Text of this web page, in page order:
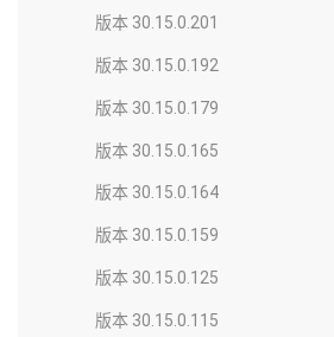
版本 30.15.0.201
版本 30.15.0.192
版本 30.15.0.179
版本 30.15.0.165
版本 30.15.0.164
版本 30.15.0.159
版本 30.15.0.125
版本 30.15.0.115